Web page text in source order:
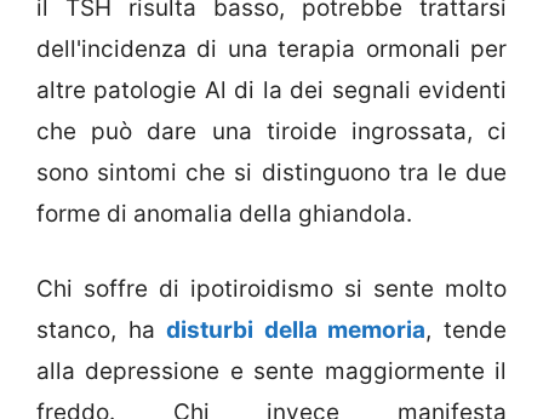
il TSH risulta basso, potrebbe trattarsi
dell'incidenza di una terapia ormonali per
altre patologie Al di la dei segnali evidenti
che può dare una tiroide ingrossata, ci
sono sintomi che si distinguono tra le due
forme di anomalia della ghiandola.
Chi soffre di ipotiroidismo si sente molto
stanco, hadisturbi della memoria, tende
alla depressione e sente maggiormente il
freddo. Chi invece manifesta